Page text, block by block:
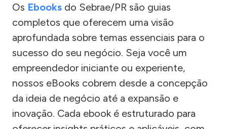
Os Ebooks do Sebrae/PR são guias
completos que oferecem uma visão
aprofundada sobre temas essenciais para o
sucesso do seu negócio. Seja você um
empreendedor iniciante ou experiente,
nossos eBooks cobrem desde a concepção
da ideia de negócio até a expansão e
inovação. Cada ebook é estruturado para